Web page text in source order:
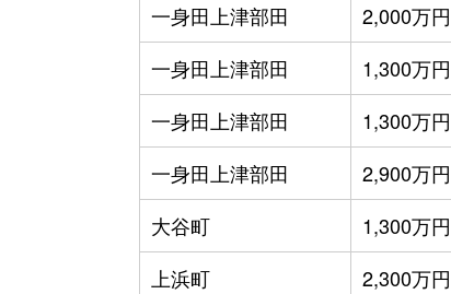
一身田上津部田
2,000万円
一身田上津部田
1,300万円
一身田上津部田
1,300万円
一身田上津部田
2,900万円
大谷町
1,300万円
上浜町
2,300万円